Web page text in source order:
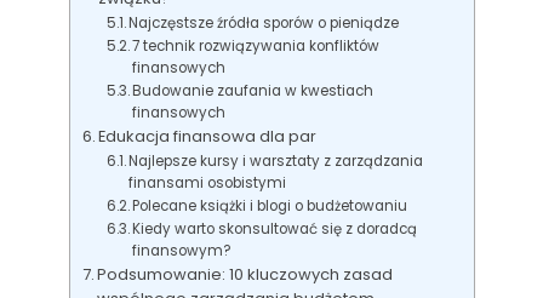
Najczęstsze źródła sporów o pieniądze
7 technik rozwiązywania konfliktów
finansowych
Budowanie zaufania w kwestiach
finansowych
Edukacja finansowa dla par
Najlepsze kursy i warsztaty z zarządzania
finansami osobistymi
Polecane książki i blogi o budżetowaniu
Kiedy warto skonsultować się z doradcą
finansowym?
Podsumowanie: 10 kluczowych zasad